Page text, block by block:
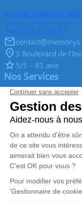
Pompes Funèbres
02 55 02 46 67
3 Boulevard de
5/5 – 81 avis
Nos Services
Organiser des
Prévoir ses obsèques
Démarches Post
Services aux familles
Monuments funéraires
Nos